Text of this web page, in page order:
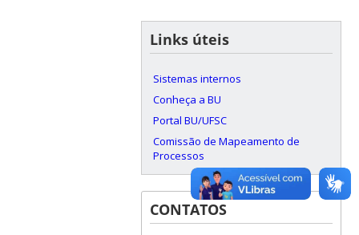
Links úteis
Sistemas internos
Conheça a BU
Portal BU/UFSC
Comissão de Mapeamento de
Processos
CONTATOS